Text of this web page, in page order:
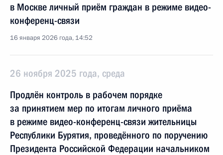
в Москве личный приём граждан в режиме видео-
конференц-связи
16 января 2026 года, 14:52
26 ноября 2025 года, среда
Продлён контроль в рабочем порядке
за принятием мер по итогам личного приёма
в режиме видео-конференц-связи жительницы
Республики Бурятия, проведённого по поручению
Президента Российской Федерации начальником